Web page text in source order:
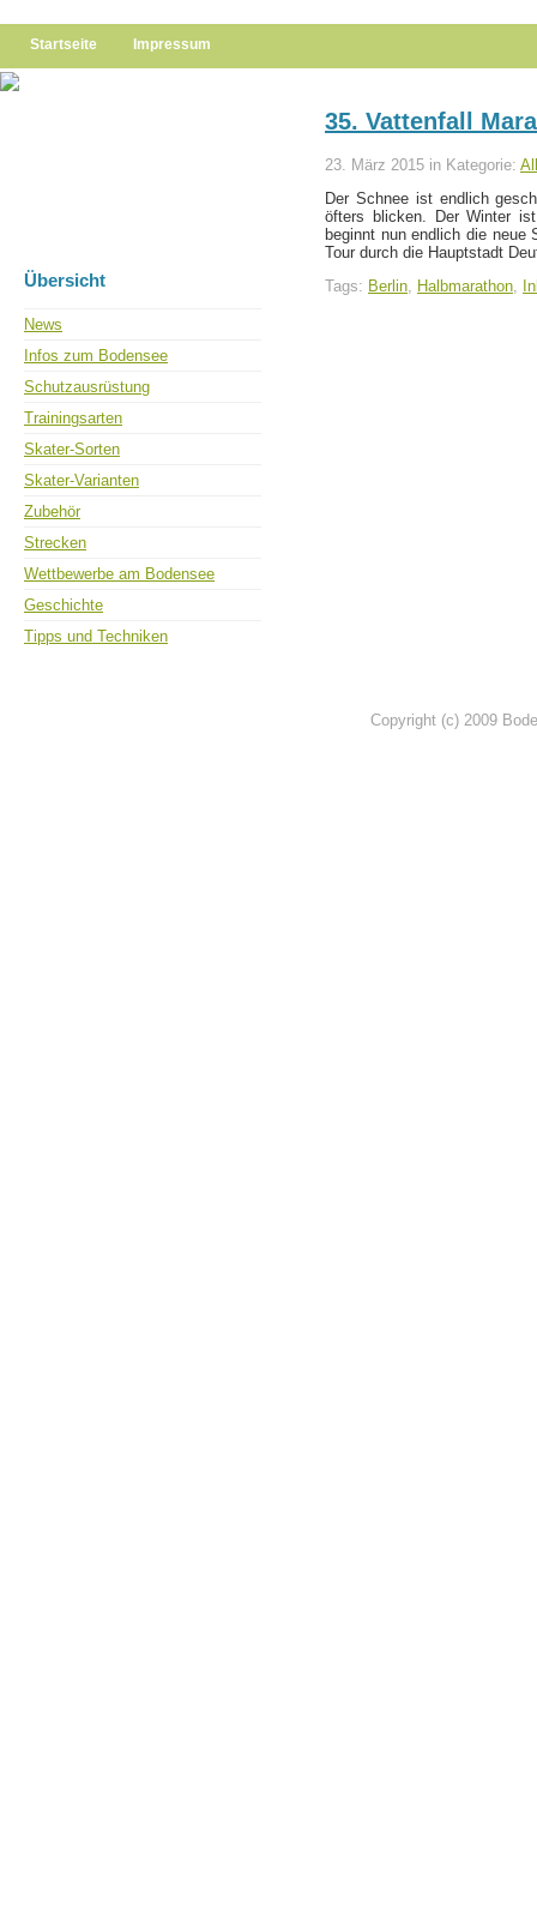
Startseite Impressum
Übersicht
News
Infos zum Bodensee
Schutzausrüstung
Trainingsarten
Skater-Sorten
Skater-Varianten
Zubehör
Strecken
Wettbewerbe am Bodensee
Geschichte
Tipps und Techniken
35. Vattenfall
23. März 2015 in Kategorie:
Der Schnee ist endlich
öfters blicken. Der Winter
beginnt nun endlich die neue
Tour durch die Hauptstadt
Tags: Berlin Halbmarathon
Copyright (c) 2009